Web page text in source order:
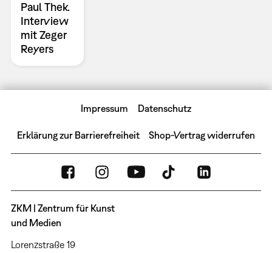
Paul Thek.
Interview
mit Zeger
Reyers
Impressum Datenschutz
Erklärung zur Barrierefreiheit Shop-Vertrag widerrufen
ZKM | Zentrum für Kunst
und Medien
Lorenzstraße 19